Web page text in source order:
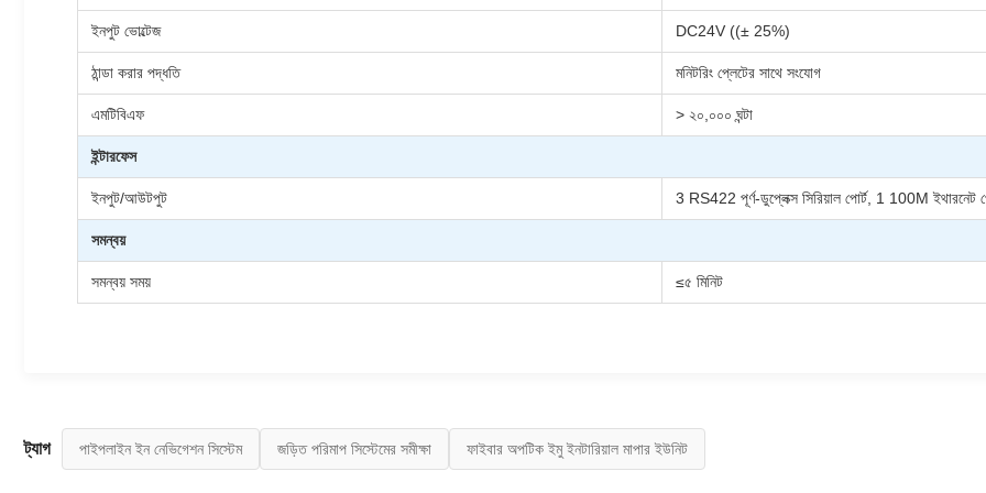
ইনপুট ভোল্টেজ DC24V ((± 25%)
ঠান্ডা করার পদ্ধতি মনিটরিং প্লেটের সাথে সংযোগ
এমটিবিএফ > ২০,০০০ ঘন্টা
ইন্টারফেস
ইনপুট/আউটপুট 3 RS422 পূর্ণ-ডুপ্লেক্স সিরিয়াল পোর্ট, 1 100M ইথারনেট
সমন্বয়
সমন্বয় সময় ≤৫ মিনিট
ট্যাগ পাইপলাইন ইন নেভিগেশন সিস্টেম জড়িত পরিমাপ সিস্টেমের সমীক্ষা ফাইবার অপটিক ইমু ইনটারিয়াল মাপার ইউনিট